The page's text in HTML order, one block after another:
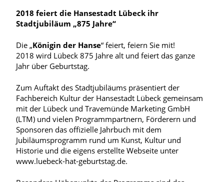
2018 feiert die Hansestadt Lübeck ihr
Stadtjubiläum „875 Jahre“
Die „Königin der Hanse“ feiert, feiern Sie mit!
2018 wird Lübeck 875 Jahre alt und feiert das ganze
Jahr über Geburtstag.
Zum Auftakt des Stadtjubiläums präsentiert der
Fachbereich Kultur der Hansestadt Lübeck gemeinsam
mit der Lübeck und Travemünde Marketing GmbH
(LTM) und vielen Programmpartnern, Förderern und
Sponsoren das offizielle Jahrbuch mit dem
Jubiläumsprogramm rund um Kunst, Kultur und
Historie und die eigens erstellte Webseite unter
www.luebeck-hat-geburtstag.de.